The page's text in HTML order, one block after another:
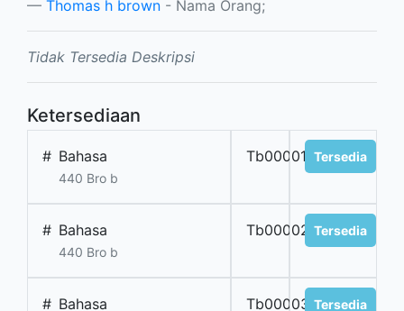
Thomas h brown - Nama Orang;
Tidak Tersedia Deskripsi
Ketersediaan
# Bahasa
440 Bro b
Tb00001b.asing
Tersedia
# Bahasa
440 Bro b
Tb00002b.asing
Tersedia
# Bahasa Tb00003b.asing
Tersedia